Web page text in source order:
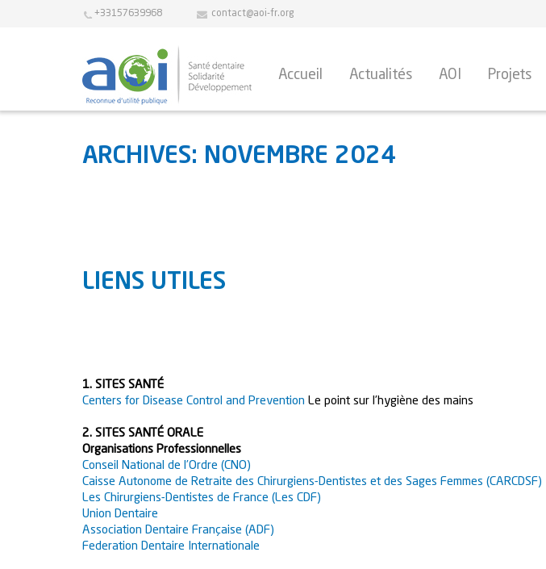
+33157639968 contact@aoi-fr.org
Accueil Actualités AOI Projets
ARCHIVES: NOVEMBRE 2024
LIENS UTILES
1. SITES SANTÉ
Centers for Disease Control and Prevention Le point sur l’hygiène des mains
2. SITES SANTÉ ORALE
Organisations Professionnelles
Conseil National de l’Ordre (CNO)
Caisse Autonome de Retraite des Chirurgiens-Dentistes et des Sages Femmes (CARCDSF)
Les Chirurgiens-Dentistes de France (Les CDF)
Union Dentaire
Association Dentaire Française (ADF)
Federation Dentaire Internationale